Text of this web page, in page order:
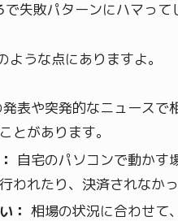
失敗パターンにハマって
うな点にありますよ。
表や突発的なニュース
とがあります。
自宅のパソコンで動かす
われたり、決済されなか
： 相場の状況に合わせて